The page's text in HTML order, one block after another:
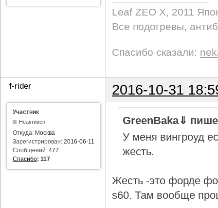
Leaf ZEO Х, 2011
Все подогревы,
Спасибо сказали:
f-rider 2016-10-31
Участник
Неактивен
Откуда: Москва
Зарегистрирован: 2016-06-11
Сообщений: 477
Спасибо: 117
GreenBaka⇓
У меня вингроуд
жесть.
Жесть -это форде
s60. Там вообще